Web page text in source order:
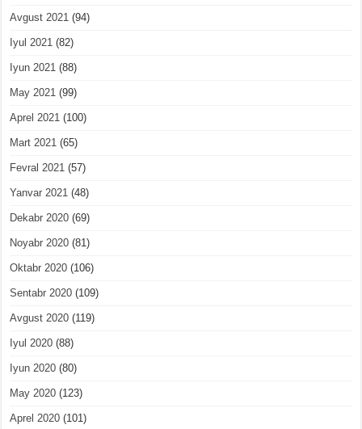
Avgust 2021 (94)
Iyul 2021 (82)
Iyun 2021 (88)
May 2021 (99)
Aprel 2021 (100)
Mart 2021 (65)
Fevral 2021 (57)
Yanvar 2021 (48)
Dekabr 2020 (69)
Noyabr 2020 (81)
Oktabr 2020 (106)
Sentabr 2020 (109)
Avgust 2020 (119)
Iyul 2020 (88)
Iyun 2020 (80)
May 2020 (123)
Aprel 2020 (101)